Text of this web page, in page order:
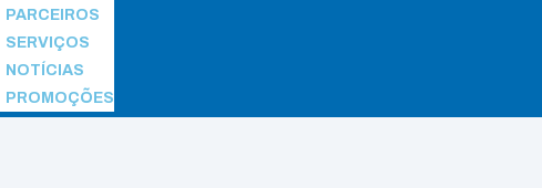
PARCEIROS
SERVIÇOS
NOTÍCIAS
PROMOÇÕES